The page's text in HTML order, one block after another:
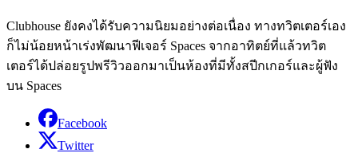
Clubhouse ยังคงได้รับความนิยมอย่างต่อเนื่อง ทางทวิตเตอร์เอง
ก็ไม่น้อยหน้าเร่งพัฒนาฟีเจอร์ Spaces จากอาทิตย์ที่แล้วทวิต
เตอร์ได้ปล่อยรูปพรีวิวออกมาเป็นห้องที่มีทั้งสปีกเกอร์และผู้ฟัง
บน Spaces
Facebook
Twitter